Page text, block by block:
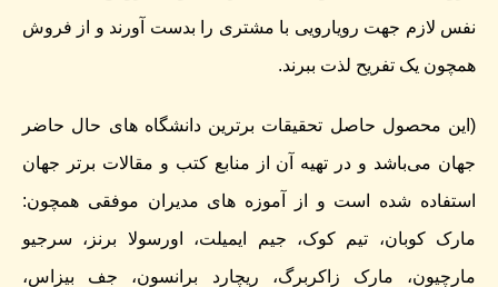
نفس لازم جهت رویارویی با مشتری را بدست آورند و از فروش
همچون یک تفریح لذت ببرند.
(این محصول حاصل تحقیقات برترین دانشگاه های حال حاضر
جهان می‌باشد و در تهیه آن از منابع کتب و مقالات برتر جهان
استفاده شده است و از آموزه های مدیران موفقی همچون:
مارک کوبان، تیم کوک، جیم ایمیلت، اورسولا برنز، سرجیو
مارچیون، مارک زاکربرگ، ریچارد برانسون، جف بیزاس،